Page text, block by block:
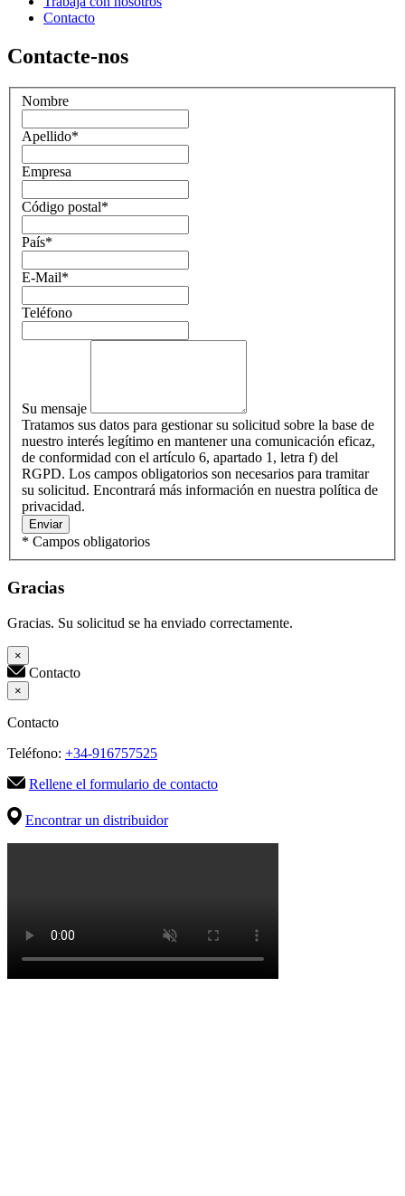
Contacto
Contacte-nos
Nombre
Apellido*
Empresa
Código postal*
País*
E-Mail*
Teléfono
Su mensaje
Tratamos sus datos para gestionar su solicitud sobre la base de
nuestro interés legítimo en mantener una comunicación eficaz,
de conformidad con el artículo 6, apartado 1, letra f) del
RGPD. Los campos obligatorios son necesarios para tramitar
su solicitud. Encontrará más información en nuestra política de
privacidad.
Enviar
* Campos obligatorios
Gracias
Gracias. Su solicitud se ha enviado correctamente.
×
Contacto
×
Contacto
Teléfono: +34-916757525
Rellene el formulario de contacto
Encontrar un distribuidor